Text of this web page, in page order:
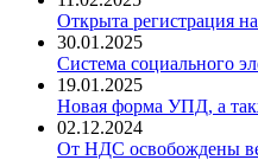
Открыта регистрация
30.01.2025
Система социального
19.01.2025
Новая форма УПД, а
02.12.2024
От НДС освобождены